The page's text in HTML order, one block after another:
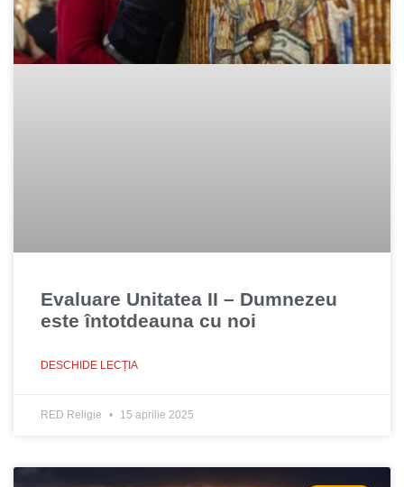
Evaluare Unitatea II – Dumnezeu
este întotdeauna cu noi
DESCHIDE LECȚIA
RED Religie 15 aprilie 2025